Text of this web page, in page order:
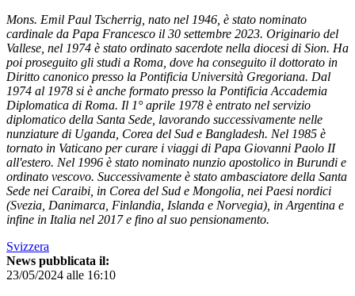
Mons. Emil Paul Tscherrig, nato nel 1946, è stato nominato
cardinale da Papa Francesco il 30 settembre 2023. Originario del
Vallese, nel 1974 è stato ordinato sacerdote nella diocesi di Sion. Ha
poi proseguito gli studi a Roma, dove ha conseguito il dottorato in
Diritto canonico presso la Pontificia Università Gregoriana. Dal
1974 al 1978 si è anche formato presso la Pontificia Accademia
Diplomatica di Roma. Il 1° aprile 1978 è entrato nel servizio
diplomatico della Santa Sede, lavorando successivamente nelle
nunziature di Uganda, Corea del Sud e Bangladesh. Nel 1985 è
tornato in Vaticano per curare i viaggi di Papa Giovanni Paolo II
all'estero. Nel 1996 è stato nominato nunzio apostolico in Burundi e
ordinato vescovo. Successivamente è stato ambasciatore della Santa
Sede nei Caraibi, in Corea del Sud e Mongolia, nei Paesi nordici
(Svezia, Danimarca, Finlandia, Islanda e Norvegia), in Argentina e
infine in Italia nel 2017 e fino al suo pensionamento.
Svizzera
News pubblicata il:
23/05/2024 alle 16:10